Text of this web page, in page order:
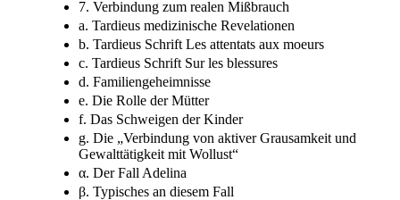
7. Verbindung zum realen Mißbrauch
a. Tardieus medizinische Revelationen
b. Tardieus Schrift Les attentats aux moeurs
c. Tardieus Schrift Sur les blessures
d. Familiengeheimnisse
e. Die Rolle der Mütter
f. Das Schweigen der Kinder
g. Die „Verbindung von aktiver Grausamkeit und
Gewalttätigkeit mit Wollust“
α. Der Fall Adelina
β. Typisches an diesem Fall